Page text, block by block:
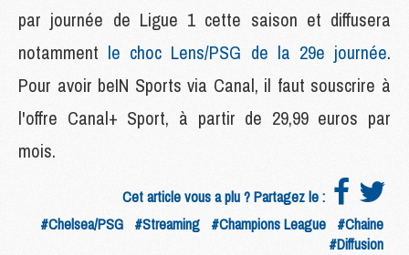
par journée de Ligue 1 cette saison et diffusera
notamment le choc Lens/PSG de la 29e journée.
Pour avoir beIN Sports via Canal, il faut souscrire à
l'offre Canal+ Sport, à partir de 29,99 euros par
mois.
Cet article vous a plu ? Partagez le :
#Chelsea/PSG #Streaming #Champions League #Chaine
#Diffusion